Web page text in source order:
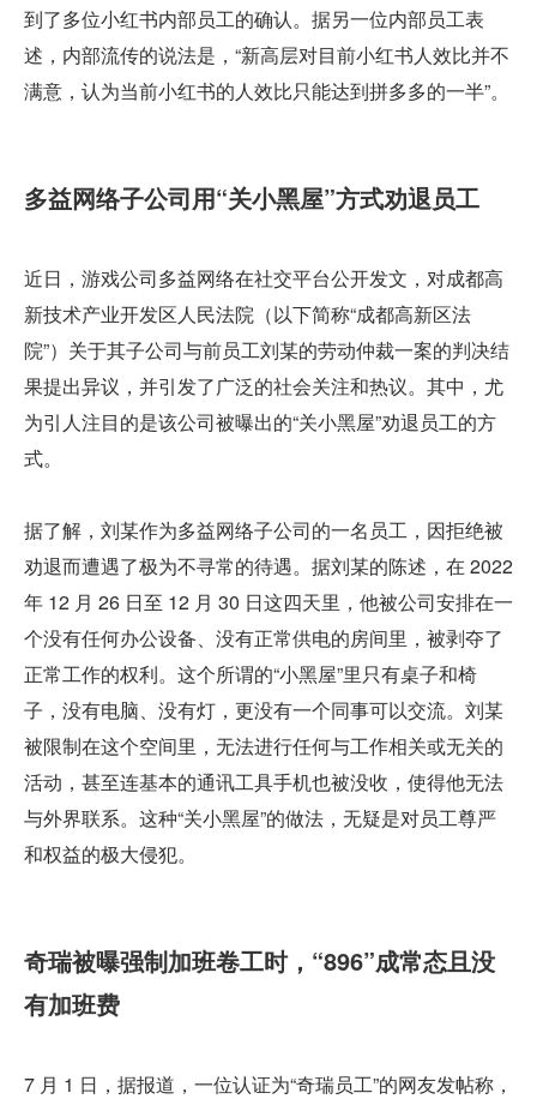
到了多位小红书内部员工的确认。据另一位内部员工表
述，内部流传的说法是，“新高层对目前小红书人效比并不
满意，认为当前小红书的人效比只能达到拼多多的一半”。
多益网络子公司用“关小黑屋”方式劝退员工
近日，游戏公司多益网络在社交平台公开发文，对成都高
新技术产业开发区人民法院（以下简称“成都高新区法
院”）关于其子公司与前员工刘某的劳动仲裁一案的判决结
果提出异议，并引发了广泛的社会关注和热议。其中，尤
为引人注目的是该公司被曝出的“关小黑屋”劝退员工的方
式。
据了解，刘某作为多益网络子公司的一名员工，因拒绝被
劝退而遭遇了极为不寻常的待遇。据刘某的陈述，在 2022
年 12 月 26 日至 12 月 30 日这四天里，他被公司安排在一
个没有任何办公设备、没有正常供电的房间里，被剥夺了
正常工作的权利。这个所谓的“小黑屋”里只有桌子和椅
子，没有电脑、没有灯，更没有一个同事可以交流。刘某
被限制在这个空间里，无法进行任何与工作相关或无关的
活动，甚至连基本的通讯工具手机也被没收，使得他无法
与外界联系。这种“关小黑屋”的做法，无疑是对员工尊严
和权益的极大侵犯。
奇瑞被曝强制加班卷工时，“896”成常态且没
有加班费
7 月 1 日，据报道，一位认证为“奇瑞员工”的网友发帖称，